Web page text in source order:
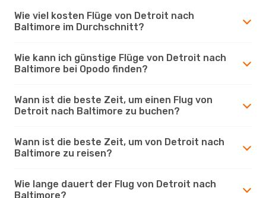
Wie viel kosten Flüge von Detroit nach
Baltimore im Durchschnitt?
Wie kann ich günstige Flüge von Detroit nach
Baltimore bei Opodo finden?
Wann ist die beste Zeit, um einen Flug von
Detroit nach Baltimore zu buchen?
Wann ist die beste Zeit, um von Detroit nach
Baltimore zu reisen?
Wie lange dauert der Flug von Detroit nach
Baltimore?